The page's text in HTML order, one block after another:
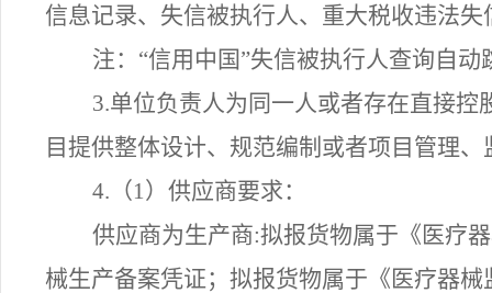
信息记录、失信被执行人、重大税收违法
注： “信用中国”失信被执行人查询自动
3.单位负责人为同一人或者存在直接
目提供整体设计、规范编制或者项目管理
4.（1）供应商要求：
供应商为生产商:拟报货物属于《医疗
械生产备案凭证；拟报货物属于《医疗器